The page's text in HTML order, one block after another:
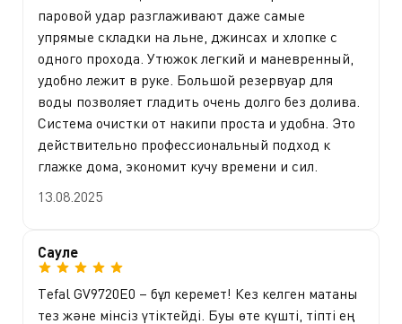
паровой удар разглаживают даже самые
упрямые складки на льне, джинсах и хлопке с
одного прохода. Утюжок легкий и маневренный,
удобно лежит в руке. Большой резервуар для
воды позволяет гладить очень долго без долива.
Система очистки от накипи проста и удобна. Это
действительно профессиональный подход к
глажке дома, экономит кучу времени и сил.
13.08.2025
Сауле
Тefal GV9720E0 – бұл керемет! Кез келген матаны
тез және мінсіз үтіктейді. Буы өте күшті, тіпті ең